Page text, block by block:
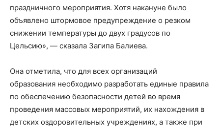
праздничного мероприятия. Хотя накануне было
объявлено штормовое предупреждение о резком
снижении температуры до двух градусов по
Цельсию», — сказала Загипа Балиева.
Она отметила, что для всех организаций
образования необходимо разработать единые правила
по обеспечению безопасности детей во время
проведения массовых мероприятий, их нахождения в
детских оздоровительных учреждениях, а также при